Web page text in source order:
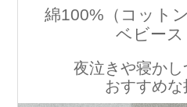
綿100%（コット
ベビー
夜泣きや寝かし
おすすめ